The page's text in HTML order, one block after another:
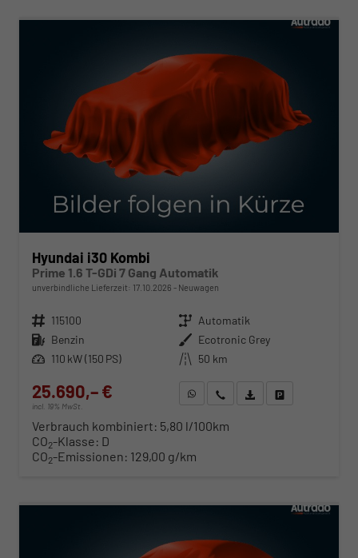
Hyundai i30 Kombi
Prime 1.6 T-GDi 7 Gang Automatik
unverbindliche Lieferzeit: 17.10.2026 Neuwagen
Fahrzeugnr. 115100 Getriebe Automatik
Kraftstoff Benzin Außenfarbe Ecotronic Grey
Leistung 110 kW (150 PS) Kilometerstand 50 km
25.690,– €
incl. 19% MwSt.
WhatsApp anfragen
Wir rufen Sie anFahrzeugexposé (PDF)
Verbrauch kombiniert: 5,80 l/100km
CO2-Klasse: D
CO2-Emissionen: 129,00 g/km